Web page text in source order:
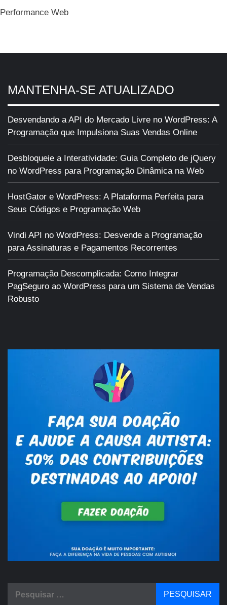
Performance Web
MANTENHA-SE ATUALIZADO
Desvendando a API do Mercado Livre no WordPress: A
Programação que Impulsiona Suas Vendas Online
Desbloqueie a Interatividade: Guia Completo de jQuery
no WordPress para Programação Dinâmica na Web
HostGator e WordPress: A Plataforma Perfeita para
Seus Códigos e Programação Web
Vindi API no WordPress: Desvende a Programação
para Assinaturas e Pagamentos Recorrentes
Programação Descomplicada: Como Integrar
PagSeguro ao WordPress para um Sistema de Vendas
Robusto